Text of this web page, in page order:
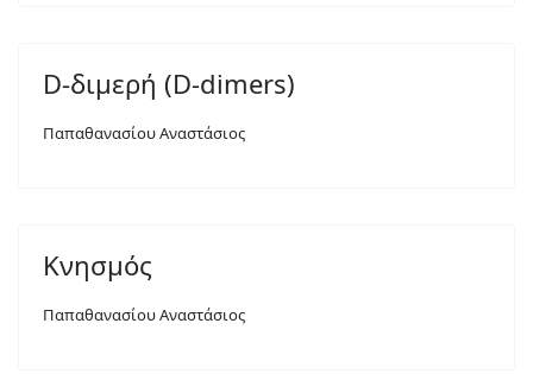
D-διμερή (D-dimers)
Παπαθανασίου Αναστάσιος
Κνησμός
Παπαθανασίου Αναστάσιος